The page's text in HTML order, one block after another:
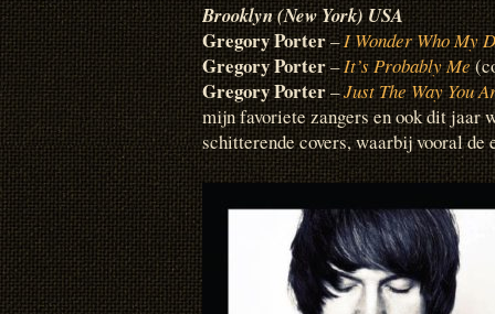
Brooklyn (New York) USA
Gregory Porter–I Wonder Who My
Gregory Porter–It’s Probably Me
Gregory Porter–Just The Way You
mijn favoriete zangers en ook dit jaar
schitterende covers, waarbij vooral de